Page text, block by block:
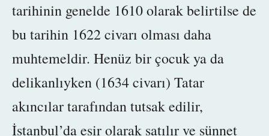
tarihinin genelde 1610 olarak belirtilse de
bu tarihin 1622 civarı olması daha
muhtemeldir. Henüz bir çocuk ya da
delikanlıyken (1634 civarı) Tatar
akıncılar tarafından tutsak edilir,
İstanbul’da esir olarak satılır ve sünnet